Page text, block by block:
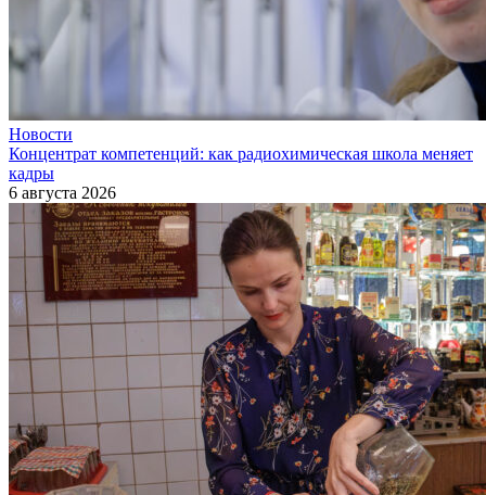
Новости
Концентрат компетенций: как радиохимическая школа меняет
кадры
6 августа 2026